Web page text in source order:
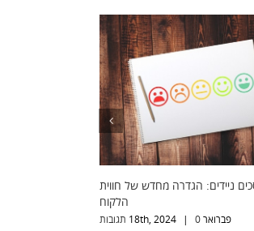
מוסכים ניידים: הגדרה מחדש של חווית
פברואר 18th, 2024 | 0 תגובות